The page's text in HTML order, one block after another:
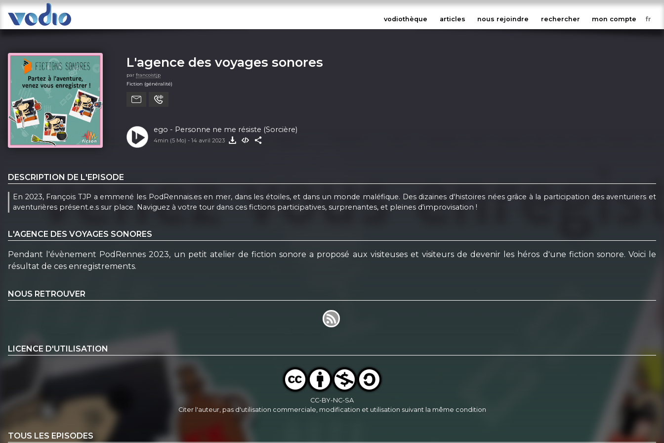
vodiothèque articles nous rejoindre rechercher mon compte
L'agence des voyages sonores
par francoistjp
Fiction (généralité)
ego - Personne ne me résiste (Sorcière)
4min (5 Mo) - 14 avril 2023
DESCRIPTION DE L'EPISODE
En 2023, François TJP a emmené les PodRennais.es en mer, dans les étoiles, et dans un monde maléfique. Des dizaines d'histoires nées grâce à la participation des aventuriers et
aventurières présent.e.s sur place. Naviguez à votre tour dans ces fictions participatives, surprenantes, et pleines d'improvisation !
L'AGENCE DES VOYAGES SONORES
Pendant l'évènement PodRennes 2023, un petit atelier de fiction sonore a proposé aux visiteuses et visiteurs de devenir les héros d'une fiction sonore. Voici le
résultat de ces enregistrements.
NOUS RETROUVER
LICENCE D'UTILISATION
CC-BY-NC-SA
Citer l'auteur, pas d'utilisation commerciale, modification et utilisation suivant la même condition
TOUS LES EPISODES